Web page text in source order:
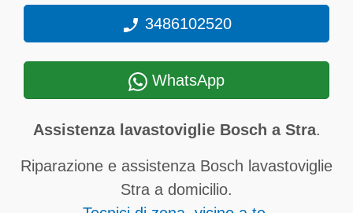
3486102520
WhatsApp
Assistenza lavastoviglie Bosch a Stra.
Riparazione e assistenza Bosch lavastoviglie
Stra a domicilio.